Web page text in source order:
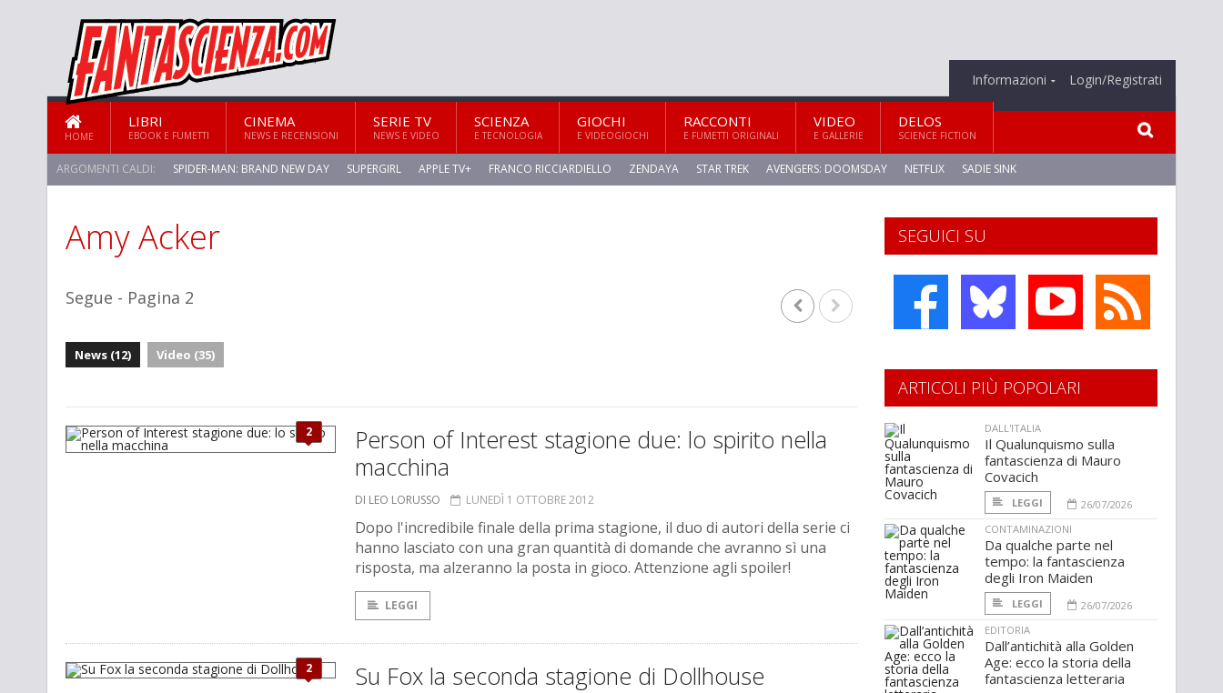
Informazioni Login/Registrati
HOME
LIBRI
EBOOK E FUMETTI
CINEMA
NEWS E RECENSIONI
SERIE TV
NEWS E VIDEO
SCIENZA
E TECNOLOGIA
GIOCHI
E VIDEOGIOCHI
RACCONTI
E FUMETTI ORIGINALI
VIDEO
E GALLERIE
DELOS
SCIENCE FICTION
ARGOMENTI CALDI: SPIDER-MAN: BRAND NEW DAY SUPERGIRL APPLE TV+ FRANCO RICCIARDIELLO ZENDAYA STAR TREK AVENGERS: DOOMSDAY NETFLIX SADIE SINK
STAR TREK: STRANGE NEW WORLDS
Amy Acker
Segue - Pagina 2
News (12) Video (35)
2
Person of Interest stagione due: lo spirito nella
macchina
DI LEO LORUSSO LUNEDÌ 1 OTTOBRE 2012
Dopo l'incredibile finale della prima stagione, il duo di autori della serie ci
hanno lasciato con una gran quantità di domande che avranno sì una
risposta, ma alzeranno la posta in gioco. Attenzione agli spoiler!
LEGGI
2 Su Fox la seconda stagione di Dollhouse
SEGUICI SU
ARTICOLI PIÙ POPOLARI
DALL'ITALIA
Il Qualunquismo sulla
fantascienza di Mauro
Covacich
LEGGI
26/07/2026
CONTAMINAZIONI
Da qualche parte nel
tempo: la fantascienza
degli Iron Maiden
LEGGI
26/07/2026
EDITORIA
Dall’antichità alla Golden
Age: ecco la storia della
fantascienza letteraria